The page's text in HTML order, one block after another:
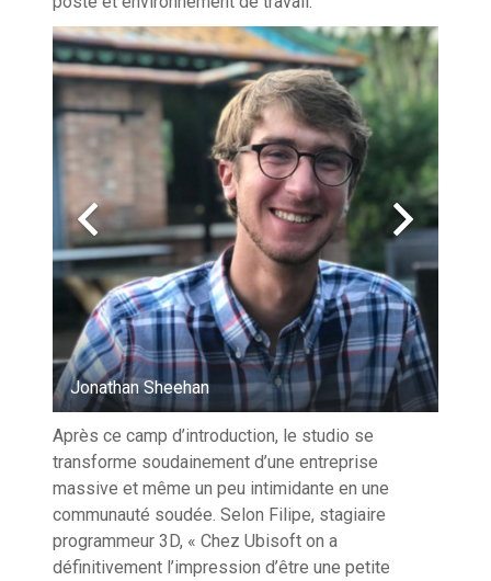
Jonathan Sheehan
Après ce camp d’introduction, le studio se
transforme soudainement d’une entreprise
massive et même un peu intimidante en une
communauté soudée. Selon Filipe, stagiaire
programmeur 3D, « Chez Ubisoft on a
définitivement l’impression d’être une petite